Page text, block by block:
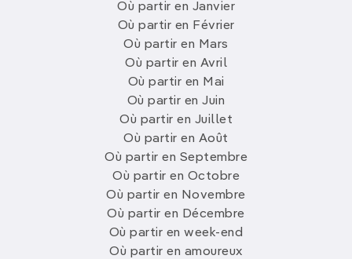
Où partir en Janvier
Où partir en Février
Où partir en Mars
Où partir en Avril
Où partir en Mai
Où partir en Juin
Où partir en Juillet
Où partir en Août
Où partir en Septembre
Où partir en Octobre
Où partir en Novembre
Où partir en Décembre
Où partir en week-end
Où partir en amoureux